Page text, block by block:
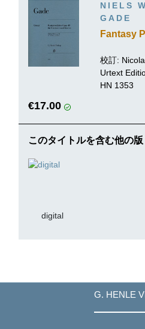
NIELS
GADE
Fantasy
校訂:
Urtext
HN 1353
€17.00
このタイトルを含む他の版
digital
G. HENLE